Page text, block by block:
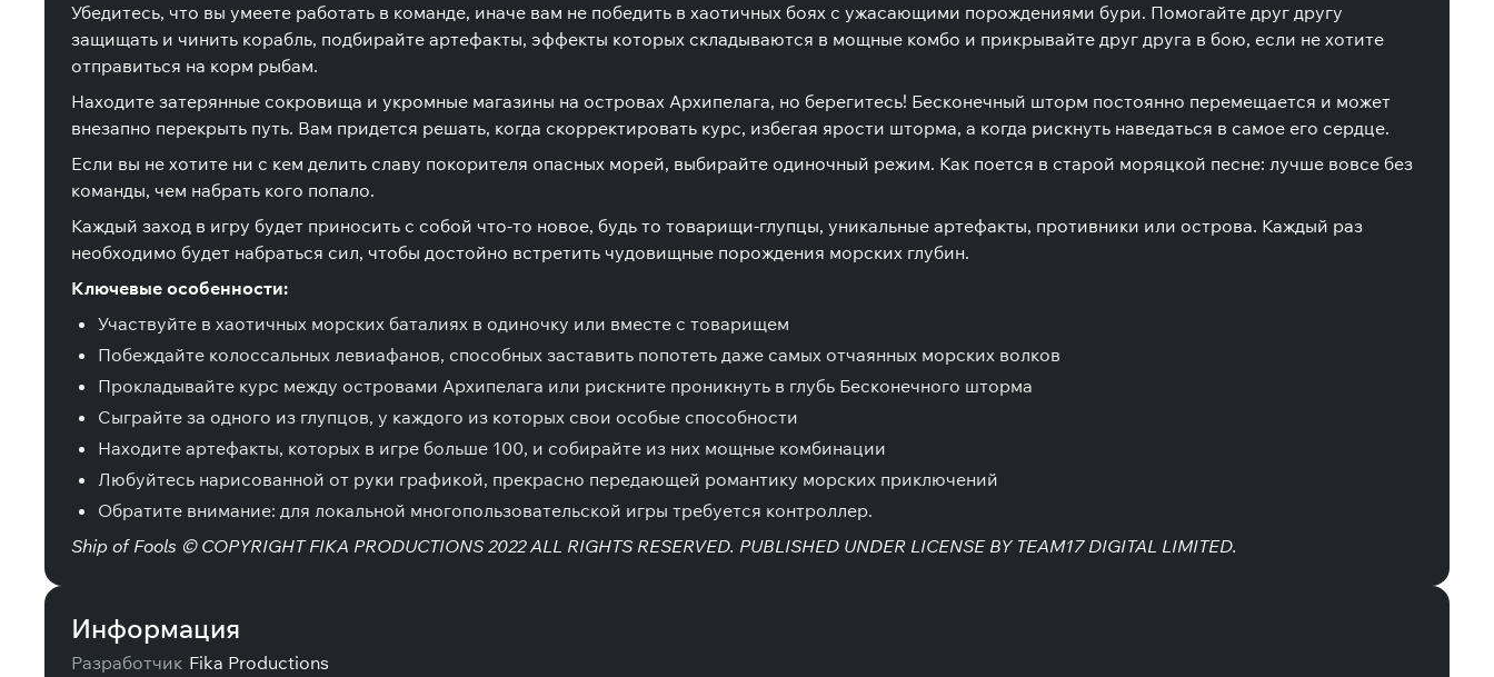
Убедитесь, что вы умеете работать в команде, иначе вам не победить в хаотичных боях с ужасающими порождениями бури. Помогайте друг другу
защищать и чинить корабль, подбирайте артефакты, эффекты которых складываются в мощные комбо и прикрывайте друг друга в бою, если не хотите
отправиться на корм рыбам.
Находите затерянные сокровища и укромные магазины на островах Архипелага, но берегитесь! Бесконечный шторм постоянно перемещается и может
внезапно перекрыть путь. Вам придется решать, когда скорректировать курс, избегая ярости шторма, а когда рискнуть наведаться в самое его сердце.
Если вы не хотите ни с кем делить славу покорителя опасных морей, выбирайте одиночный режим. Как поется в старой моряцкой песне: лучше вовсе без
команды, чем набрать кого попало.
Каждый заход в игру будет приносить с собой что-то новое, будь то товарищи-глупцы, уникальные артефакты, противники или острова. Каждый раз
необходимо будет набраться сил, чтобы достойно встретить чудовищные порождения морских глубин.
Ключевые особенности:
Участвуйте в хаотичных морских баталиях в одиночку или вместе с товарищем
Побеждайте колоссальных левиафанов, способных заставить попотеть даже самых отчаянных морских волков
Прокладывайте курс между островами Архипелага или рискните проникнуть в глубь Бесконечного шторма
Сыграйте за одного из глупцов, у каждого из которых свои особые способности
Находите артефакты, которых в игре больше 100, и собирайте из них мощные комбинации
Любуйтесь нарисованной от руки графикой, прекрасно передающей романтику морских приключений
Обратите внимание: для локальной многопользовательской игры требуется контроллер.
Ship of Fools © COPYRIGHT FIKA PRODUCTIONS 2022 ALL RIGHTS RESERVED. PUBLISHED UNDER LICENSE BY TEAM17 DIGITAL LIMITED.
Информация
Разработчик Fika Productions